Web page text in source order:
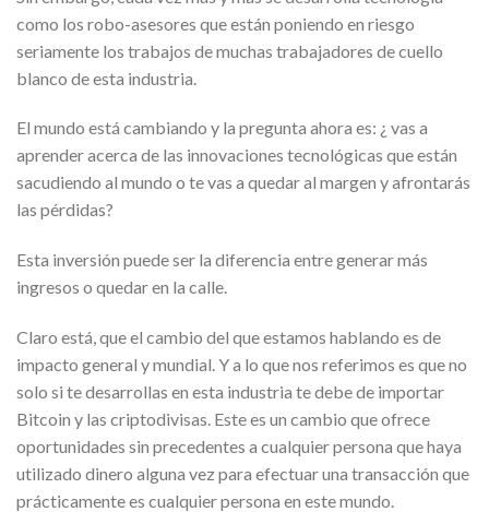
como los robo-asesores que están poniendo en riesgo
seriamente los trabajos de muchas trabajadores de cuello
blanco de esta industria.
El mundo está cambiando y la pregunta ahora es: ¿ vas a
aprender acerca de las innovaciones tecnológicas que están
sacudiendo al mundo o te vas a quedar al margen y afrontarás
las pérdidas?
Esta inversión puede ser la diferencia entre generar más
ingresos o quedar en la calle.
Claro está, que el cambio del que estamos hablando es de
impacto general y mundial. Y a lo que nos referimos es que no
solo si te desarrollas en esta industria te debe de importar
Bitcoin y las criptodivisas. Este es un cambio que ofrece
oportunidades sin precedentes a cualquier persona que haya
utilizado dinero alguna vez para efectuar una transacción que
prácticamente es cualquier persona en este mundo.